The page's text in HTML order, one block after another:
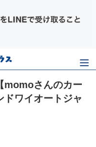
momoさんのカー
ドワイオートジャ